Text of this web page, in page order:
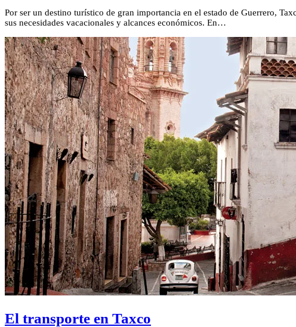
Por ser un destino turístico de gran importancia en el estado de Guerrero,
sus necesidades vacacionales y alcances económicos. En…
El transporte en Taxco